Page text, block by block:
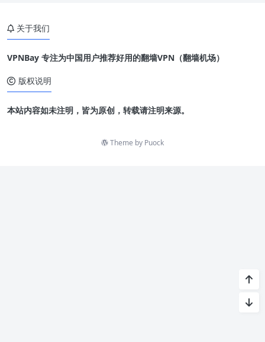
关于我们
VPNBay 专注为中国用户推荐好用的翻墙VPN（翻墙机场）
版权说明
本站内容如未注明，皆为原创，转载请注明来源。
Theme by Puock